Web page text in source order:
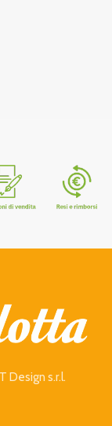
Design s.r.l.